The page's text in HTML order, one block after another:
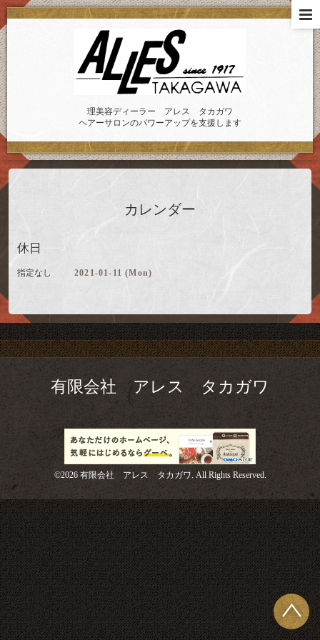
理美容ディーラー アレス タカガワ
ヘアーサロンのパワーアップを支援します
カレンダー
休日
指定なし 2021-01-11 (Mon)
有限会社 アレス タカガワ
©2026 有限会社 アレス タカガワ. All Rights Reserved.